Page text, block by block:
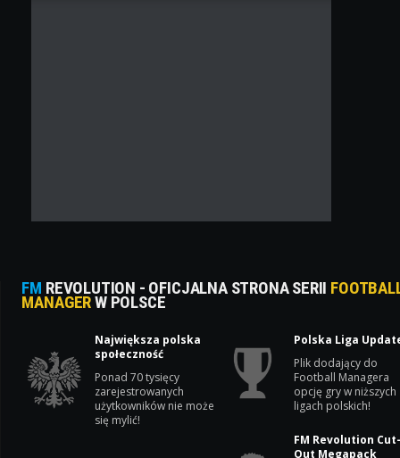
FM REVOLUTION - OFICJALNA STRONA SERII
MANAGERW POLSCE
Największa polska
społeczność
Ponad 70 tysięcy
zarejestrowanych
użytkowników nie może
się mylić!
Polska Liga
Plik dodający do
Football Managera
opcję gry w niższych
ligach polskich!
FM Revolution
Out Megapack